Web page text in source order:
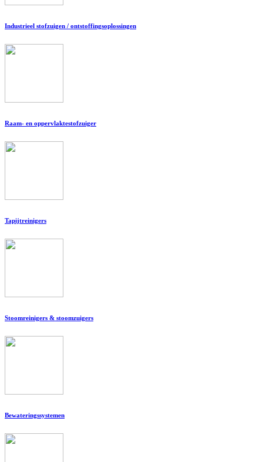
Industrieel stofzuigen / ontstoffingsoplossingen
Raam- en oppervlaktestofzuiger
Tapijtreinigers
Stoomreinigers & stoomzuigers
Bewateringssystemen